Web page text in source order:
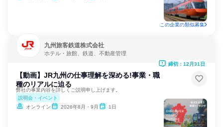
この企業の類似募集
九州旅客鉄道株式会社
ホテル・旅館、鉄道、不動産管理
【動画】JR九州の仕事理解を深める!事業・職
種のリアルに迫る
弊社の事業内容を詳しくご説明申し上げます。
説明会・イベント
オンライン
2026年8月・9月 1日
締切：12月31日